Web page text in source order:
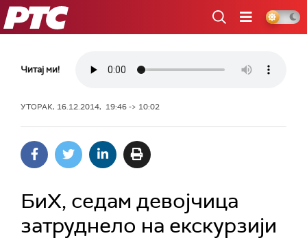
РТС
Читај ми!
УТОРАК, 16.12.2014, 19:46 -> 10:02
БиХ, седам девојчица
затруднело на екскурзији